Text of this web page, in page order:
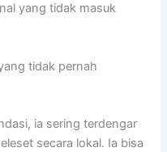
yang tidak masuk
tidak pernah
ia sering terdengar
secara lokal. Ia bisa